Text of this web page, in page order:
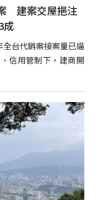
建案交屋挹注
成
台代銷案接案量已逼
信用管制下，建商開